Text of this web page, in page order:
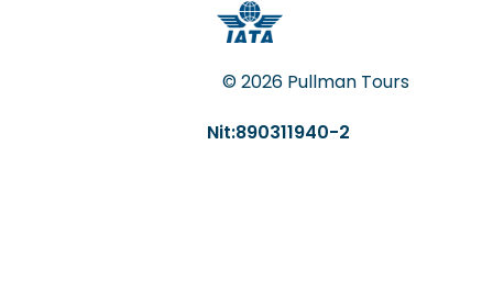
© 2026 Pullman Tours
Nit:890311940-2